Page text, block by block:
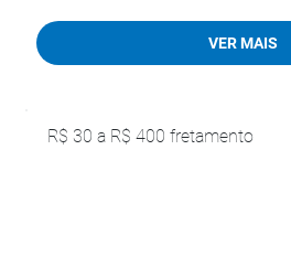
VER MAIS
R$ 30 a R$ 400 fretamento